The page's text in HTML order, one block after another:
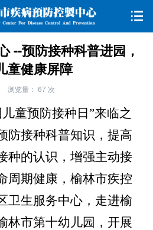
--预防接种科普进园，
童健康屏障
浏览量： 67 次
童预防接种日”来临之
防接种科普知识，提高
种的认识，增强主动接
周期健康，榆林市疾控
卫生服务中心，走进榆
林市第十幼儿园，开展